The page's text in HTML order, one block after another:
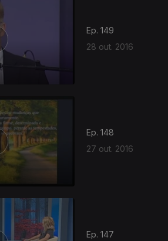
Ep. 149
28 out. 2016
Ep. 148
27 out. 2016
Ep. 147